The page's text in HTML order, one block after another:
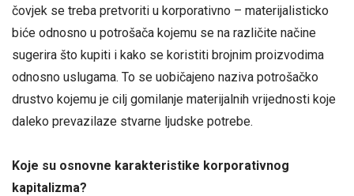
čovjek se treba pretvoriti u korporativno – materijalisticko
biće odnosno u potrošača kojemu se na različite načine
sugerira što kupiti i kako se koristiti brojnim proizvodima
odnosno uslugama. To se uobičajeno naziva potrošačko
drustvo kojemu je cilj gomilanje materijalnih vrijednosti koje
daleko prevazilaze stvarne ljudske potrebe.
Koje su osnovne karakteristike korporativnog
kapitalizma?